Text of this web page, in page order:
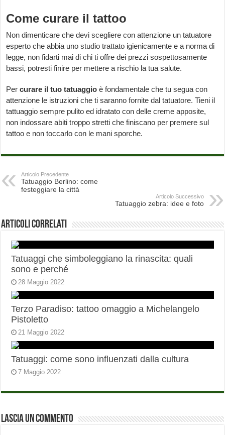
Come curare il tattoo
Non dimenticare che devi scegliere con attenzione un tatuatore
esperto che abbia uno studio trattato igienicamente e a norma di
legge, non fidarti mai di chi ti offre dei prezzi sospettosamente
bassi, potresti finire per mettere a rischio la tua salute.
Percurare il tuo tatuaggio è fondamentale che tu segua con
attenzione le istruzioni che ti saranno fornite dal tatuatore. Tieni il
tattuaggio sempre pulito ed idratato con delle creme apposite,
non indossare abiti troppo stretti che finiscano per premere sul
tattoo e non toccarlo con le mani sporche.
Articolo Precedente
Tatuaggio Berlino: come
festeggiare la città
Articolo Successivo
Tatuaggio zebra: idee e foto
Articoli correlati
Tatuaggi che simboleggiano la rinascita: quali
sono e perché
28 Maggio 2022
Terzo Paradiso: tattoo omaggio a Michelangelo
Pistoletto
21 Maggio 2022
Tatuaggi: come sono influenzati dalla cultura
7 Maggio 2022
Lascia un commento